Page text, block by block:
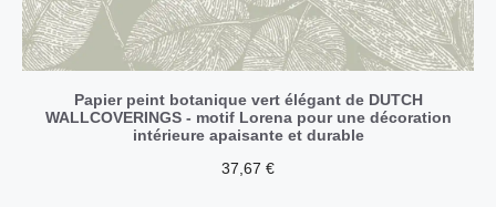
Papier peint botanique vert élégant de DUTCH
WALLCOVERINGS - motif Lorena pour une décoration
intérieure apaisante et durable
37,67 €